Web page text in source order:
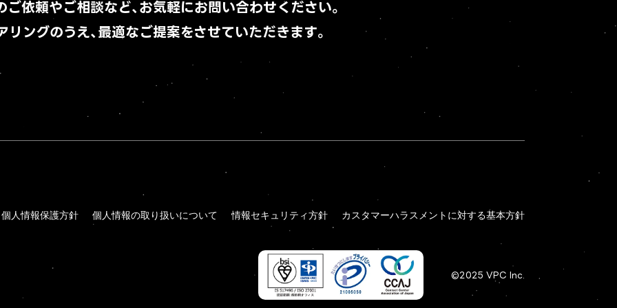
ご依頼やご相談など、 お気軽にお問い合わせください。
リングのうえ、 最適なご提案をさせていただきます。
個人情報保護方針 個人情報の取り扱いについて
情報セキュリティ方針
情報セキュリティ方針
カスタマーハラスメントに対する基本方針
カスタマーハラスメントに対する基本方針
©2025 VPC Inc.